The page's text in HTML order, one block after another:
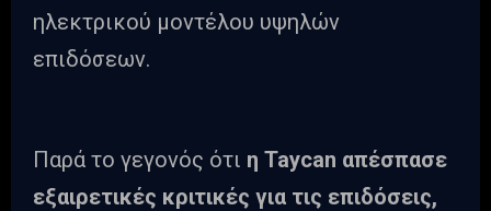
ηλεκτρικού μοντέλου υψηλών
επιδόσεων.
Παρά το γεγονός ότι η Taycan απέσπασε
εξαιρετικές κριτικές για τις επιδόσεις,